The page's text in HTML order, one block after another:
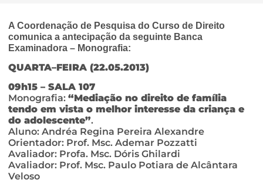
A Coordenação de Pesquisa do Curso de Direito
comunica a antecipação da seguinte Banca
Examinadora – Monografia:
QUARTA–FEIRA (22.05.2013)
09h15 – SALA 107
Monografia: “Mediação no direito de família
tendo em vista o melhor interesse da criança e
do adolescente”.
Aluno: Andréa Regina Pereira Alexandre
Orientador: Prof. Msc. Ademar Pozzatti
Avaliador: Profa. Msc. Dóris Ghilardi
Avaliador: Prof. Msc. Paulo Potiara de Alcântara
Veloso